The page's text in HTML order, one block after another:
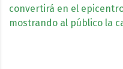
convertirá en el
mostrando al público la